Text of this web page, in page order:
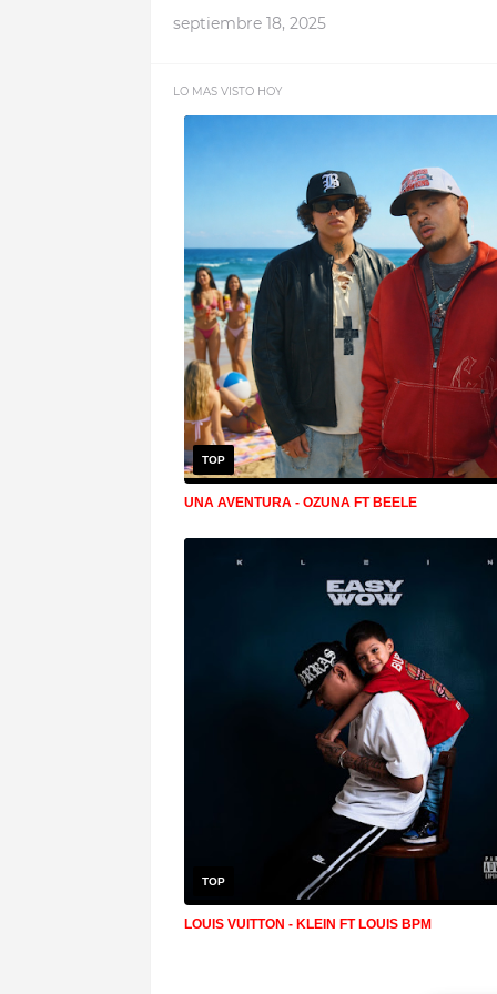
septiembre 18, 2025
LO MAS VISTO HOY
TOP
UNA AVENTURA - OZUNA FT BEELE
TOP
LOUIS VUITTON - KLEIN FT LOUIS BPM